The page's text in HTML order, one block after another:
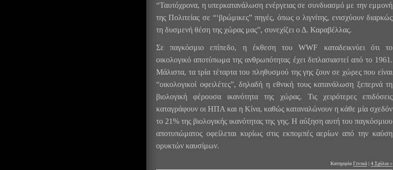
“Ταυτόχρονα, η υπερκατανάλωση ενέργειας σε συνδυασμό με την εμμονή
της Πολιτείας σε “‘βρώμικες” πηγές, όπως ο λιγνίτης, ενισχύουν διαρκώς
τη δυσμενή θέση της χώρας μας”, συνεχίζει ο Δ. Καραβέλλας.
Σε παγκόσμιο επίπεδο, η έκθεση του WWF καταδεικνύει ότι το
οικολογικό αποτύπωμα της ανθρωπότητας έχει διπλασιαστεί από το 1961.
Μάλιστα, τα τρία τέταρτα του πληθυσμού της γης ζουν σε χώρες που είναι
“οικολογικοί οφειλέτες”, δηλαδή η εθνική τους κατανάλωση ξεπερνά τη
βιολογική φέρουσα ικανότητα της χώρας. Τις χειρότερες επιδόσεις
καταγράφουν οι ΗΠΑ και η Κίνα, καθώς καταναλώνουν η κάθε μία σχεδόν
το 21% της βιολογικής ικανότητας της γης. Η αύξηση αυτή του παγκόσμιου
αποτυπώματος οφείλεται κυρίως στις εκπομπές αερίων από την καύση
ορυκτών καυσίμων.
Κατηγορία Γενικά | 4 Σχόλια »